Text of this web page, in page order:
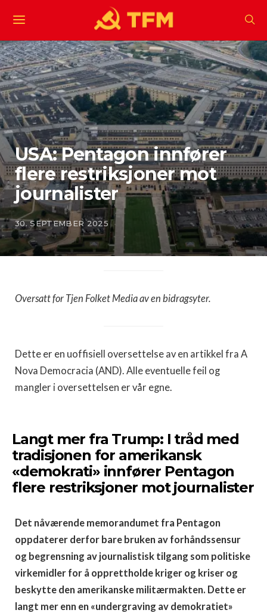
USA: Pentagon innfører
flere restriksjoner mot
journalister
30. SEPTEMBER 2025
Oversatt for Tjen Folket Media av en bidragsyter.
Dette er en uoffisiell oversettelse av en artikkel fra A
Nova Democracia (AND). Alle eventuelle feil og
mangler i oversettelsen er vår egne.
Langt mer fra Trump: I tråd med
tradisjonen for amerikansk
«demokrati» innfører Pentagon
flere restriksjoner mot journalister
Det nåværende memorandumet fra Pentagon
oppdaterer derfor bare bruken av forhåndssensur
og begrensning av journalistisk tilgang som politiske
virkemidler for å opprettholde kriger og kriser og
beskytte den amerikanske militærmakten. Dette er
langt mer enn en «undergraving av demokratiet»